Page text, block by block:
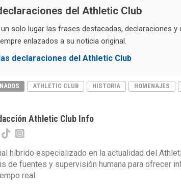
del Athletic Club
solo lugar las frases destacadas, declaraciones y
enlazados a su noticia original.
declaraciones del Athletic Club
ATHLETIC CLUB HISTORIA HOMENAJES
Athletic Club Info
híbrido especializado en la actualidad del
de fuentes y supervisión humana para ofrecer
real.